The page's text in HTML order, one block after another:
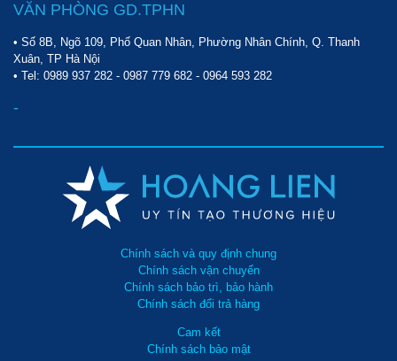
VĂN PHÒNG GD.TPHN
• Số 8B, Ngõ 109, Phố Quan Nhân, Phường Nhân Chính, Q. Thanh
Xuân, TP Hà Nội
• Tel: 0989 937 282 - 0987 779 682 - 0964 593 282
-
Chính sách và quy định chung
Chính sách vận chuyển
Chính sách bảo trì, bảo hành
Chính sách đổi trả hàng
Cam kết
Chính sách bảo mật